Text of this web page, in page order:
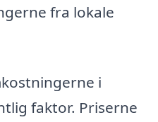
fra lokale
i
faktor. Priserne